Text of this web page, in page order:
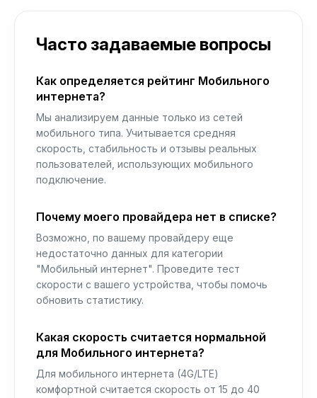
Часто задаваемые вопросы
Как определяется рейтинг Мобильного
интернета?
Мы анализируем данные только из сетей
мобильного типа. Учитывается средняя
скорость, стабильность и отзывы реальных
пользователей, использующих мобильного
подключение.
Почему моего провайдера нет в списке?
Возможно, по вашему провайдеру еще
недостаточно данных для категории
"Мобильный интернет". Проведите тест
скорости с вашего устройства, чтобы помочь
обновить статистику.
Какая скорость считается нормальной
для Мобильного интернета?
Для мобильного интернета (4G/LTE)
комфортной считается скорость от 15 до 40